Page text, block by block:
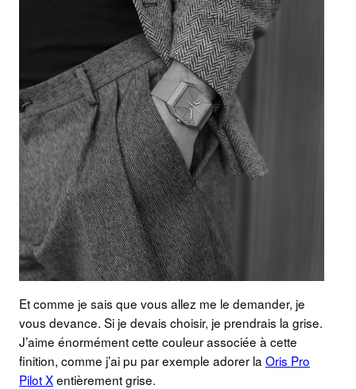
Et comme je sais que vous allez me le demander, je
vous devance. Si je devais choisir, je prendrais la grise.
J’aime énormément cette couleur associée à cette
finition, comme j’ai pu par exemple adorer la Oris Pro
Pilot Xentièrement grise.